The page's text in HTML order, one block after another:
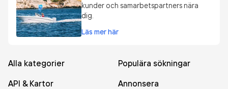
kunder och samarbetspartners nära
dig.
Läs mer här
Alla kategorier
Populära sökningar
API & Kartor
Annonsera